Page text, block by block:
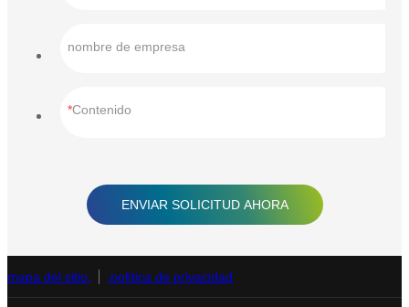
nombre de empresa
Contenido
ENVIAR SOLICITUD AHORA
mapa del sitio política de privacidad